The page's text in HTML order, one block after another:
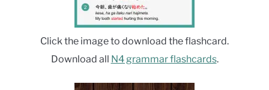
Click the image to download the flashcard.
Download all N4 grammar flashcards.